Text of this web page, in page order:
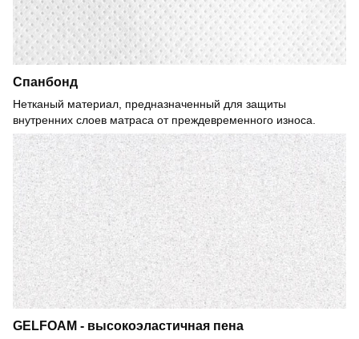
Спанбонд
Нетканый материал, предназначенный для защиты
внутренних слоев матраса от преждевременного износа.
GELFOAM - высокоэластичная пена